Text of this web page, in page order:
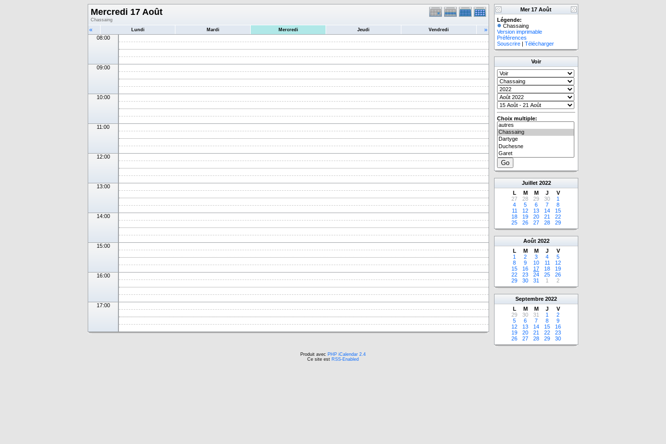
Mercredi 17 Août
Chassaing
« Lundi Mardi Mercredi Jeudi Vendredi »
08:00
09:00
10:00
11:00
12:00
13:00
14:00
15:00
16:00
17:00
Mer 17 Août
Légende:
Chassaing
Version imprimable
Préférences
Souscrire | Télécharger
Voir
Choix multiple:
Juillet 2022
L
M M J
V
27
28 29 30
1
4
5 6 7
8
11
12 13 14
15
18
19 20 21
22
25
26 27 28 29
Août 2022
L
M M J
V
1
2 3 4
5
8
9 10 11
12
15
16 17 18
19
22
23 24 25
26
29
30 31 1 2
Septembre 2022
L
M M J
V
29
30 31 1
2
5
6 7 8
9
12
13 14 15
16
19
20 21 22
23
26
27 28 29 30
Produit avec PHP iCalendar 2.4
Ce site est RSS-Enabled